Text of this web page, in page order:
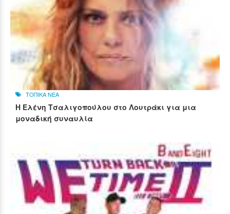
ΤΟΠΙΚΑ ΝΕΑ
Η Ελένη Τσαλιγοπούλου στο Λουτράκι για μια
μοναδική συναυλία